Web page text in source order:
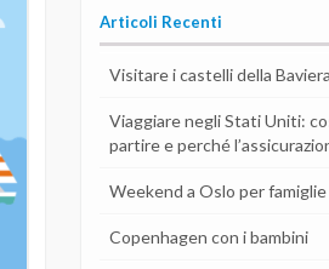
Articoli Recenti
Visitare i castelli della
Viaggiare negli Stati Uniti:
partire e perché
Weekend a Oslo per famiglie
Copenhagen con i bambini